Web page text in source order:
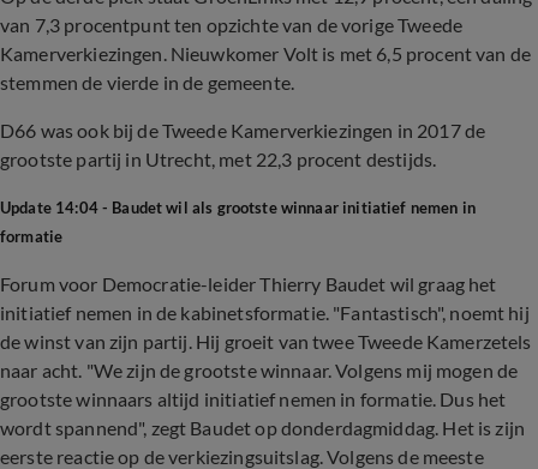
van 7,3 procentpunt ten opzichte van de vorige Tweede
Kamerverkiezingen. Nieuwkomer Volt is met 6,5 procent van de
stemmen de vierde in de gemeente.
D66 was ook bij de Tweede Kamerverkiezingen in 2017 de
grootste partij in Utrecht, met 22,3 procent destijds.
Update 14:04 - Baudet wil als grootste winnaar initiatief nemen in
formatie
Forum voor Democratie-leider Thierry Baudet wil graag het
initiatief nemen in de kabinetsformatie. "Fantastisch", noemt hij
de winst van zijn partij. Hij groeit van twee Tweede Kamerzetels
naar acht. "We zijn de grootste winnaar. Volgens mij mogen de
grootste winnaars altijd initiatief nemen in formatie. Dus het
wordt spannend", zegt Baudet op donderdagmiddag. Het is zijn
eerste reactie op de verkiezingsuitslag. Volgens de meeste